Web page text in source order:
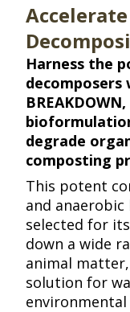
Decomposition​​​​‌
Harness the
degrade
composting processes.​​​​‌
This potent
and
selected for
down a wide
animal
solution for
environmental remediation yield potential.​​​​‌